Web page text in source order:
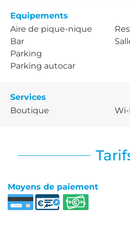
Equipements
Aire de pique-nique
Bar
Parking
Parking autocar
Services
Boutique
Wi-
Moyens de paiement